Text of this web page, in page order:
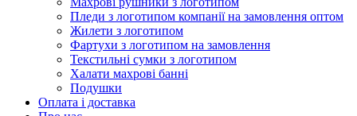
Пледи з логотипом компанії на замовлення оптом
Жилети з логотипом
Фартухи з логотипом на замовлення
Текстильні сумки з логотипом
Халати махрові банні
Подушки
Оплата і доставка